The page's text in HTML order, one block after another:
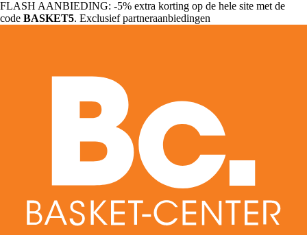
FLASH AANBIEDING: -5% extra korting op de hele site met de
code BASKET5. Exclusief partneraanbiedingen